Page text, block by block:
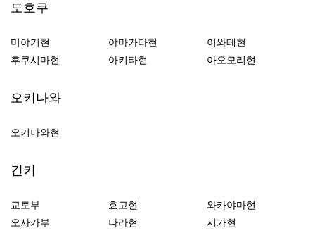
도호쿠
미야기현 야마가타현
이와테현
후쿠시마현
아키타현 아오모리현
오키나와
오키나와현
긴키
교토부 효고현
와카야마현
오사카부
나라현 시가현